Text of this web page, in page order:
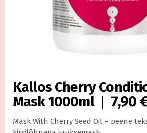
Kallos Cherry
Mask 1000ml
7,90
Mask With Cherry Seed Oil – peene